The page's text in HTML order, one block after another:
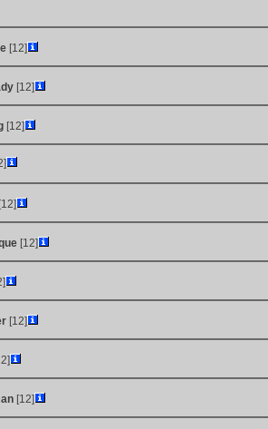
[12]
[12]
[12]
[12]
[12]
[12]
[12]